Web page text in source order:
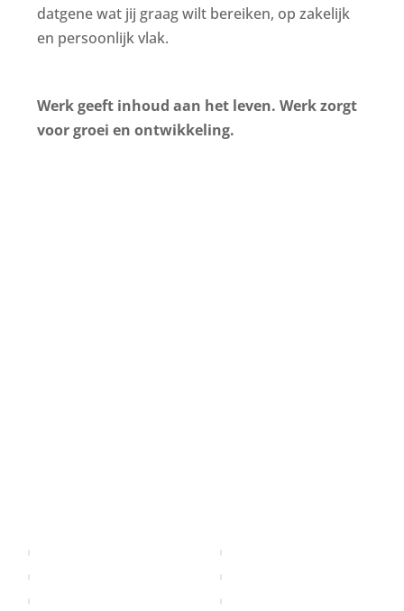
datgene wat jij graag wilt bereiken, op zakelijk
en persoonlijk vlak.
Werk geeft inhoud aan het leven. Werk zorgt
voor groei en ontwikkeling.